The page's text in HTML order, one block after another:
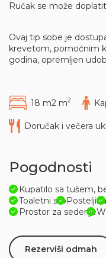
Ručak se može
Ovaj tip sobe je
krevetom, pomoćnim
godina, opremljen
18 m2 m2
Doručak i večera
Pogodnosti
Kupatilo sa tušem,
Toaletni stoPosteljina
Prostor za sedenje
Rezerviši odmah